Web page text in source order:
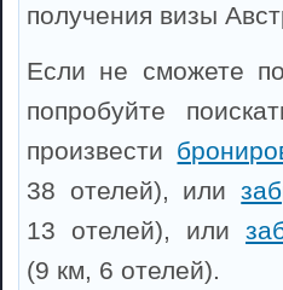
получения визы
Если не сможете
попробуйте
произвести
38 отелей), или
13 отелей), или
(9 км, 6 отелей).